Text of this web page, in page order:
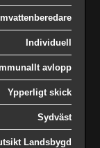
Individuell
avlopp
Ypperligt skick
Sydväst
Landsbygd